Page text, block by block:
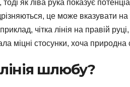
тоді як ліва рука показує
це може вказувати
чітка лінія на правій
міцні стосунки, хоча природна
шлюбу?